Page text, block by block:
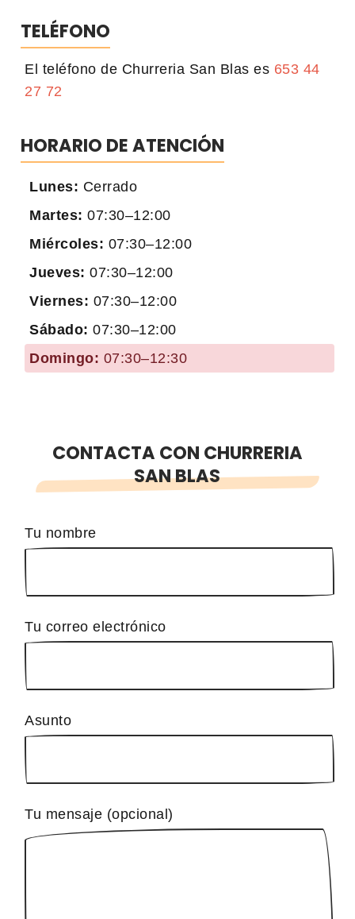
TELÉFONO
El teléfono de Churreria San Blas es 653 44
27 72
HORARIO DE ATENCIÓN
Lunes: Cerrado
Martes: 07:30–12:00
Miércoles: 07:30–12:00
Jueves: 07:30–12:00
Viernes: 07:30–12:00
Sábado: 07:30–12:00
Domingo: 07:30–12:30
CONTACTA CON CHURRERIA
SAN BLAS
Tu nombre
Tu correo electrónico
Asunto
Tu mensaje (opcional)